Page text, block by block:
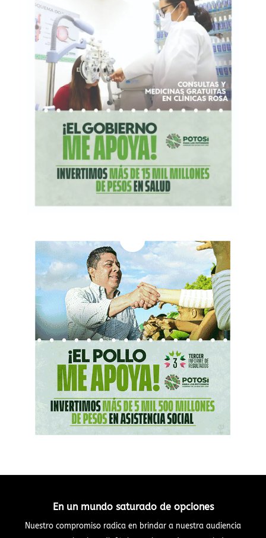
En un mundo saturado de opciones
Nuestro compromiso radica en brindar a nuestra audiencia